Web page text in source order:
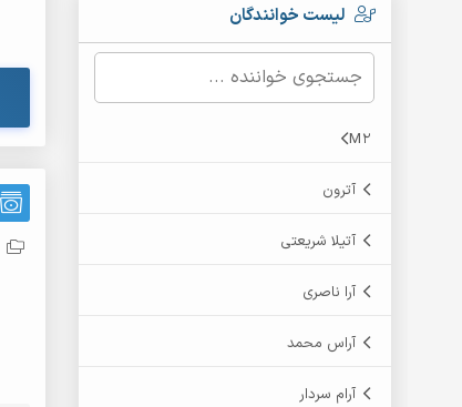
لیست خوانندگان
M2
آترون
آتیلا شریعتی
آرا ناصری
آراس محمد
آرام سردار